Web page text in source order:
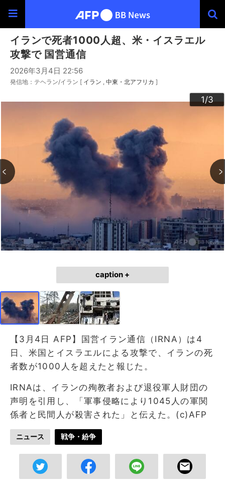
イランで死者1000人超、米・イスラエル
攻撃で 国営通信
2026年3月4日 22:56
発信地：テヘラン/イラン [ イラン 中東・北アフリカ ]
1/3
2/3
3/3
caption +
【3月4日 AFP】国営イラン通信（IRNA）は4
日、米国とイスラエルによる攻撃で、イランの死
者数が1000人を超えたと報じた。
IRNAは、イランの殉教者および退役軍人財団の
声明を引用し、「軍事侵略により1045人の軍関
係者と民間人が殺害された」と伝えた。(c)AFP
ニュース 戦争・紛争